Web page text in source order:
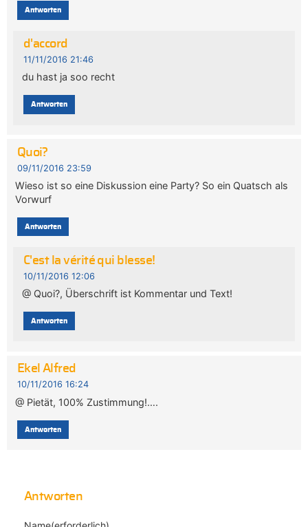
Antworten
d'accord
11/11/2016 21:46
du hast ja soo recht
Antworten
Quoi?
09/11/2016 23:59
Wieso ist so eine Diskussion eine Party? So ein Quatsch als
Vorwurf
Antworten
C'est la vérité qui blesse!
10/11/2016 12:06
@ Quoi?, Überschrift ist Kommentar und Text!
Antworten
Ekel Alfred
10/11/2016 16:24
@ Pietät, 100% Zustimmung!….
Antworten
Antworten